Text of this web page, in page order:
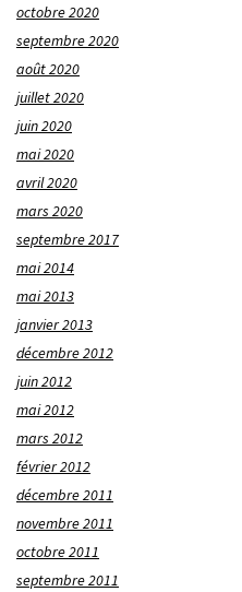
octobre 2020
septembre 2020
août 2020
juillet 2020
juin 2020
mai 2020
avril 2020
mars 2020
septembre 2017
mai 2014
mai 2013
janvier 2013
décembre 2012
juin 2012
mai 2012
mars 2012
février 2012
décembre 2011
novembre 2011
octobre 2011
septembre 2011